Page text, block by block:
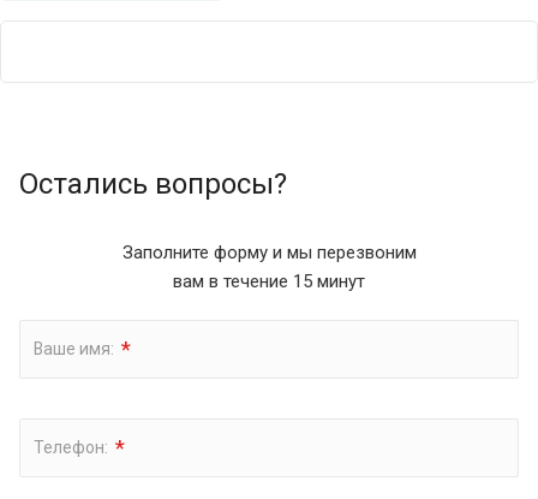
Остались вопросы?
Заполните форму и мы перезвоним
вам в течение 15 минут
Ваше имя: *
Телефон: *